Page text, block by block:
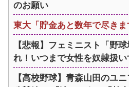
のお願い
東大「貯金あと数年で尽き
【悲報】フェミニスト「野
れ！いつまで女性を奴隷扱
【高校野球】青森山田のユ